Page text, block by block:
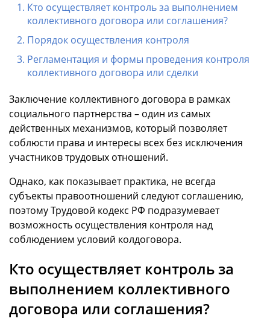
Кто осуществляет контроль за выполнением
коллективного договора или соглашения?
Порядок осуществления контроля
Регламентация и формы проведения контроля
коллективного договора или сделки
Заключение коллективного договора в рамках
социального партнерства – один из самых
действенных механизмов, который позволяет
соблюсти права и интересы всех без исключения
участников трудовых отношений.
Однако, как показывает практика, не всегда
субъекты правоотношений следуют соглашению,
поэтому Трудовой кодекс РФ подразумевает
возможность осуществления контроля над
соблюдением условий колдоговора.
Кто осуществляет контроль за
выполнением коллективного
договора или соглашения?